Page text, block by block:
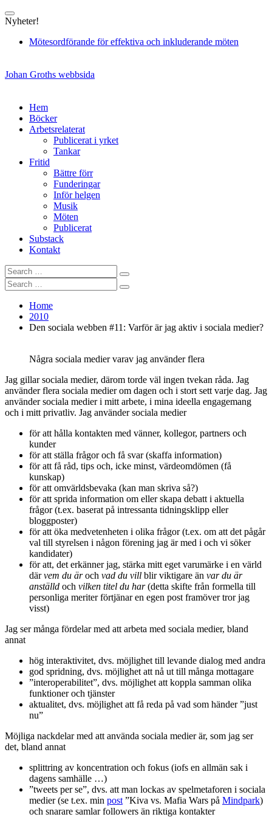
to
Nyheter!
Mötesordförande för effektiva och inkluderande möten
Johan Groths webbsida
Hem
Böcker
Arbetsrelaterat
Publicerat i yrket
Tankar
Fritid
Bättre förr
Funderingar
Inför helgen
Musik
Möten
Publicerat
Substack
Kontakt
Search
for:
Search
Search
for:
Search
Home
2010
Den sociala webben #11: Varför är jag aktiv i sociala medier?
Några sociala medier varav jag använder flera
Jag gillar sociala medier, därom torde väl ingen tvekan råda. Jag
använder flera sociala medier om dagen och i stort sett varje dag. Jag
använder sociala medier i mitt arbete, i mina ideella engagemang
och i mitt privatliv. Jag använder sociala medier
för att hålla kontakten med vänner, kollegor, partners och
kunder
för att ställa frågor och få svar (skaffa information)
för att få råd, tips och, icke minst, värdeomdömen (få
kunskap)
för att omvärldsbevaka (kan man skriva så?)
för att sprida information om eller skapa debatt i aktuella
frågor (t.ex. baserat på intressanta tidningsklipp eller
bloggposter)
för att öka medvetenheten i olika frågor (t.ex. om att det pågår
val till styrelsen i någon förening jag är med i och vi söker
kandidater)
för att, det erkänner jag, stärka mitt eget varumärke i en värld
därvem du äroch vad du vill blir viktigare än var du är
anställd och vilken titel du har(detta skifte från formella till
personliga meriter förtjänar en egen post framöver tror jag
visst)
Jag ser många fördelar med att arbeta med sociala medier, bland
annat
hög interaktivitet, dvs. möjlighet till levande dialog med andra
god spridning, dvs. möjlighet att nå ut till många mottagare
”interoperabilitet”, dvs. möjlighet att koppla samman olika
funktioner och tjänster
aktualitet, dvs. möjlighet att få reda på vad som händer ”just
nu”
Möjliga nackdelar med att använda sociala medier är, som jag ser
det, bland annat
splittring av koncentration och fokus (iofs en allmän sak i
dagens samhälle …)
”tweets per se”, dvs. att man lockas av spelmetaforen i sociala
medier (se t.ex. min post ”Kiva vs. Mafia Wars på Mindpark)
och snarare samlar followers än riktiga kontakter